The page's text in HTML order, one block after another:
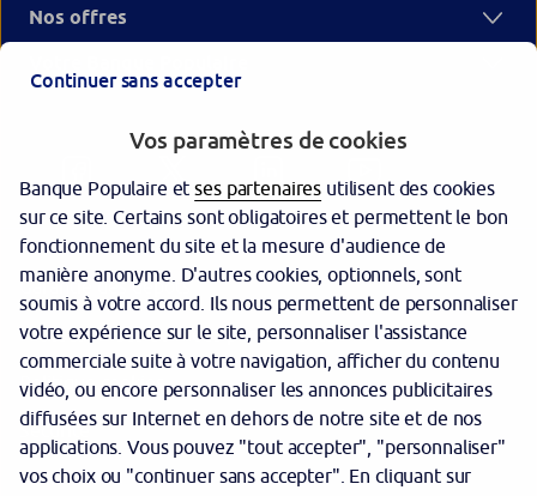
Nos offres
Garantie des dépôts
Protection des données personnelles
Politique cookies
Sécurité
Tarifs
Continuer sans accepter
Vos paramètres de cookies
Banque Populaire etses partenaires utilisent des cookies
sur ce site. Certains sont obligatoires et permettent le bon
fonctionnement du site et la mesure d'audience de
manière anonyme. D'autres cookies, optionnels, sont
soumis à votre accord. Ils nous permettent de personnaliser
votre expérience sur le site, personnaliser l'assistance
commerciale suite à votre navigation, afficher du contenu
vidéo, ou encore personnaliser les annonces publicitaires
diffusées sur Internet en dehors de notre site et de nos
applications. Vous pouvez "tout accepter", "personnaliser"
vos choix ou "continuer sans accepter". En cliquant sur